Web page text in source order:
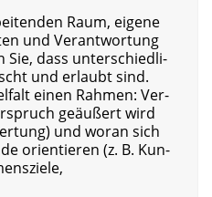
Raum, eige­ne
und Ver­ant­wor­tung
Sie, dass unter­schied­li­
und erlaubt sind.
einen Rah­men: Ver­
geäu­ßert wird
und wor­an sich
ori­en­tie­ren (z. B. Kun­